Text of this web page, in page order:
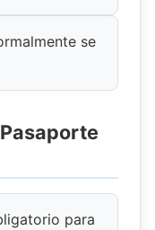
se
para